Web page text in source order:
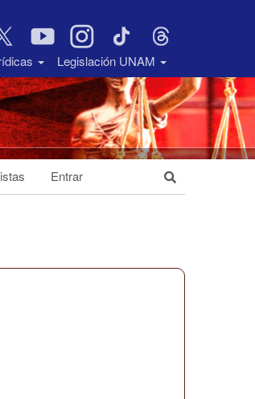
Legislación UNAM
Entrar